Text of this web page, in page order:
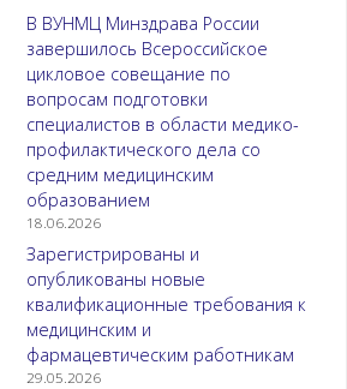
В ВУНМЦ Минздрава России
завершилось Всероссийское
цикловое совещание по
вопросам подготовки
специалистов в области медико-
профилактического дела со
средним медицинским
образованием
18.06.2026
Зарегистрированы и
опубликованы новые
квалификационные требования к
медицинским и
фармацевтическим работникам
29.05.2026